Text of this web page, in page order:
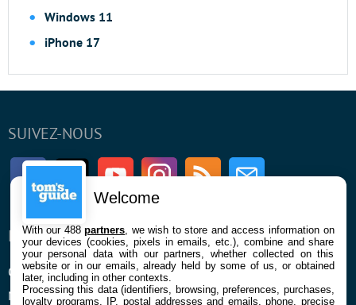
Windows 11
iPhone 17
SUIVEZ-NOUS
FacebookTwitter Youtube InstagramRSS Newsletter
ENTREPRISE
Qui sommes nous
Mentions légales et CGU
À PROPOS
La rédaction
Contact
Welcome
With our 488partners , we wish to store and access information on
your devices (cookies, pixels in emails, etc.), combine and share
your personal data with our partners, whether collected on this
website or in our emails, already held by some of us, or obtained
later, including in other contexts.
Processing this data (identifiers, browsing, preferences, purchases,
loyalty programs, IP, postal addresses and emails, phone, precise